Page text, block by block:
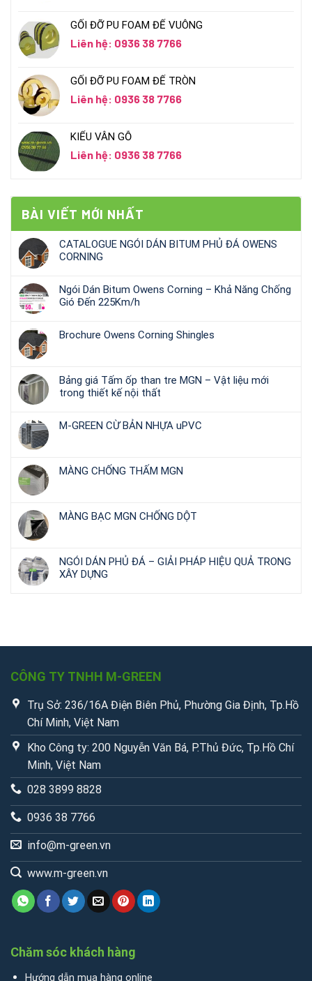
GỐI ĐỠ PU FOAM ĐẾ VUÔNG
Liên hệ: 0936 38 7766
GỐI ĐỠ PU FOAM ĐẾ TRÒN
Liên hệ: 0936 38 7766
KIỂU VÂN GỖ
Liên hệ: 0936 38 7766
BÀI VIẾT MỚI NHẤT
CATALOGUE NGÓI DÁN BITUM PHỦ ĐÁ OWENS
CORNING
Ngói Dán Bitum Owens Corning – Khả Năng Chống
Gió Đến 225Km/h
Brochure Owens Corning Shingles
Bảng giá Tấm ốp than tre MGN – Vật liệu mới
trong thiết kế nội thất
M-GREEN CỪ BẢN NHỰA uPVC
MÀNG CHỐNG THẤM MGN
MÀNG BẠC MGN CHỐNG DỘT
NGÓI DÁN PHỦ ĐÁ – GIẢI PHÁP HIỆU QUẢ TRONG
XÂY DỰNG
CÔNG TY TNHH M-GREEN
Trụ Sở: 236/16A Điện Biên Phủ, Phường Gia Định, Tp.Hồ
Chí Minh, Việt Nam
Kho Công ty: 200 Nguyễn Văn Bá, P.Thủ Đức, Tp.Hồ Chí
Minh, Việt Nam
028 3899 8828
0936 38 7766
info@m-green.vn
www.m-green.vn
Chăm sóc khách hàng
Hướng dẫn mua hàng online